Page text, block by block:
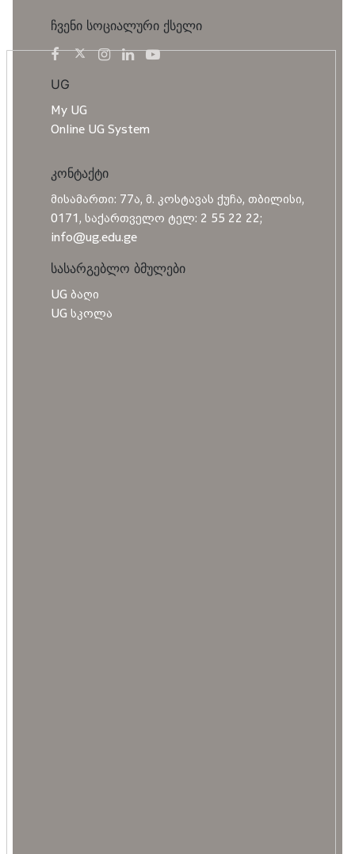
ჩვენი სოციალური ქსელი
UG
My UG
Online UG System
კონტაქტი
მისამართი: 77ა, მ. კოსტავას ქუჩა, თბილისი,
0171, საქართველო ტელ: 2 55 22 22;
info@ug.edu.ge
სასარგებლო ბმულები
UG ბაღი
UG სკოლა